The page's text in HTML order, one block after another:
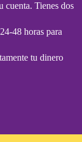
cuenta. Tienes dos
48 horas para
tu dinero